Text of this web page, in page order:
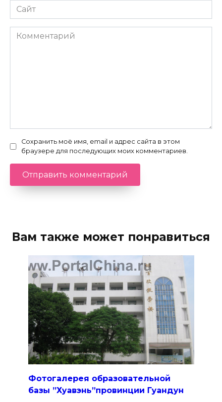
Сайт
Комментарий
Сохранить моё имя, email и адрес сайта в этом
браузере для последующих моих комментариев.
Вам также может понравиться
Фотогалерея образовательной
базы ”Хуавэнь”провинции Гуандун